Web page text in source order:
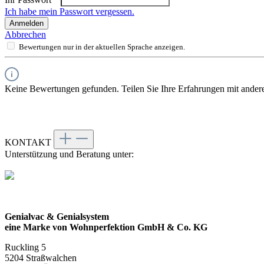
Ich habe mein Passwort vergessen.
Anmelden
Abbrechen
Bewertungen nur in der aktuellen Sprache anzeigen.
Keine Bewertungen gefunden. Teilen Sie Ihre Erfahrungen mit
KONTAKT
Unterstützung und Beratung unter:
Genialvac & Genialsystem
eine Marke von Wohnperfektion GmbH & Co. KG
Ruckling 5
5204 Straßwalchen